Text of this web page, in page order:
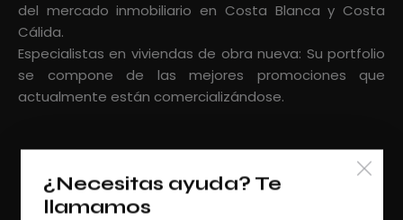
del mercado inmobiliario en Costa Blanca y Costa
Cálida.
Especialistas en viviendas de obra nueva: Su portfolio
se compone de las mejores promociones que
actualmente están comercializándose.
¿Necesitas ayuda? Te
llamamos